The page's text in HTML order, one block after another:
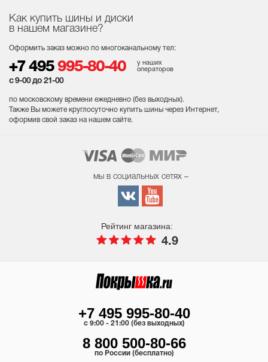
Как купить шины и диски
в нашем магазине?
Оформить заказ можно по многоканальному тел:
+7 495 995-80-40
у наших
операторов
с 9-00 до 21-00
по московскому времени ежедневно (без выходных).
Также Вы можете круглосуточно купить шины через Интернет,
оформив свой заказ на нашем сайте.
мы в социальных сетях –
Рейтинг магазина:
4.9
+7 495 995-80-40
c 9:00 - 21:00 (без выходных)
8 800 500-80-66
по России (бесплатно)